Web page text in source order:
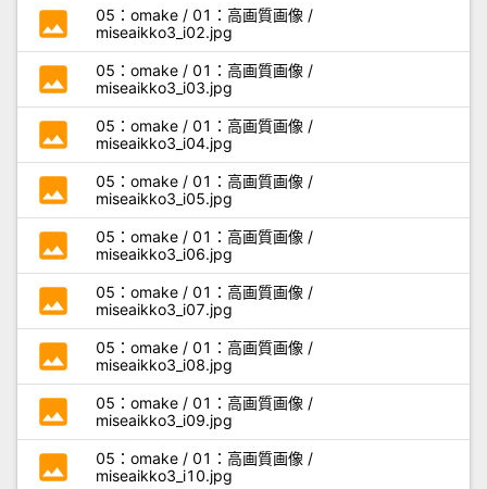
photo
05：omake / 01：高画質画像 /
miseaikko3_i02.jpg
photo
05：omake / 01：高画質画像 /
miseaikko3_i03.jpg
photo
05：omake / 01：高画質画像 /
miseaikko3_i04.jpg
photo
05：omake / 01：高画質画像 /
miseaikko3_i05.jpg
photo
05：omake / 01：高画質画像 /
miseaikko3_i06.jpg
photo
05：omake / 01：高画質画像 /
miseaikko3_i07.jpg
photo
05：omake / 01：高画質画像 /
miseaikko3_i08.jpg
photo
05：omake / 01：高画質画像 /
miseaikko3_i09.jpg
photo
05：omake / 01：高画質画像 /
miseaikko3_i10.jpg